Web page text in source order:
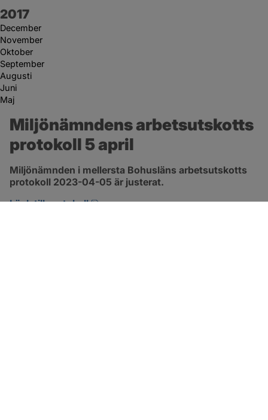
År:
2017
December
November
Oktober
September
Augusti
Juni
Maj
Miljönämndens arbetsutskotts
protokoll 5 april
Miljönämnden i mellersta Bohusläns arbetsutskotts
protokoll 2023-04-05 är justerat.
Länk till protokoll
pdf, 257.8 kB, öppnas i nytt fönster.